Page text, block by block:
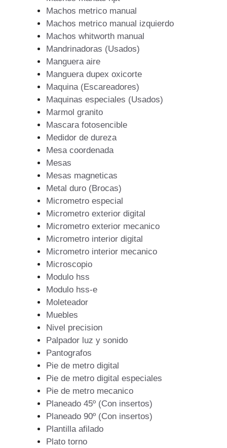
Machos metrico manual
Machos metrico manual izquierdo
Machos whitworth manual
Mandrinadoras (Usados)
Manguera aire
Manguera dupex oxicorte
Maquina (Escareadores)
Maquinas especiales (Usados)
Marmol granito
Mascara fotosencible
Medidor de dureza
Mesa coordenada
Mesas
Mesas magneticas
Metal duro (Brocas)
Micrometro especial
Micrometro exterior digital
Micrometro exterior mecanico
Micrometro interior digital
Micrometro interior mecanico
Microscopio
Modulo hss
Modulo hss-e
Moleteador
Muebles
Nivel precision
Palpador luz y sonido
Pantografos
Pie de metro digital
Pie de metro digital especiales
Pie de metro mecanico
Planeado 45º (Con insertos)
Planeado 90º (Con insertos)
Plantilla afilado
Plato torno